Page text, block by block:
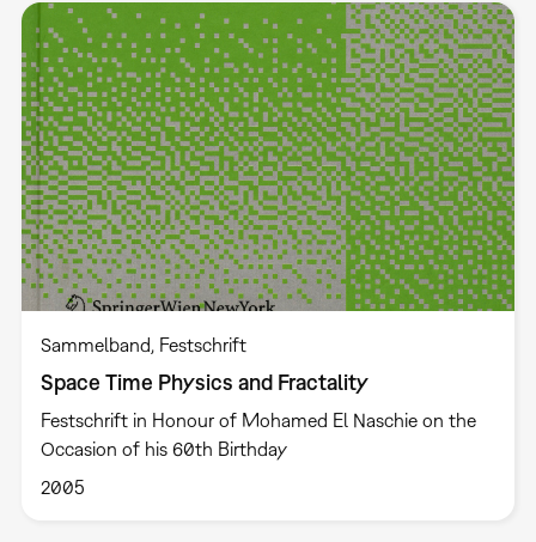
Sammelband Festschrift
Space Time Physics and Fractality
Festschrift in Honour of Mohamed El Naschie on the
Occasion of his 60th Birthday
2005